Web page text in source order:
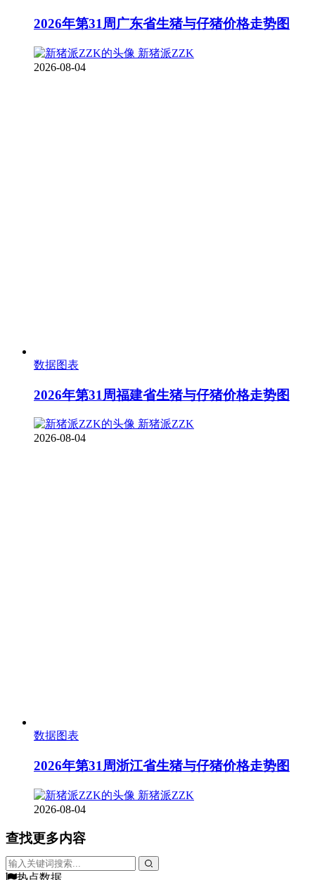
2026年第31周广东省生猪与仔猪价格走势图
新猪派ZZK
2026-08-04
数据图表
2026年第31周福建省生猪与仔猪价格走势图
新猪派ZZK
2026-08-04
数据图表
2026年第31周浙江省生猪与仔猪价格走势图
新猪派ZZK
2026-08-04
查找更多内容